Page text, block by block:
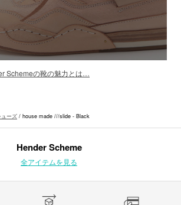
Schemeの靴の魅力とは…
ューズ / house made ///slide - Black
Hender Scheme
全アイテムを見る